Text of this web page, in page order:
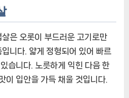
겹
살:
맛
있
은 오롯이 부드러운 고기로만
입니다. 얇게 정형되어 있어 빠르
습니다. 노릇하게 익힌 다음 한
이 입안을 가득 채울 것입니다.